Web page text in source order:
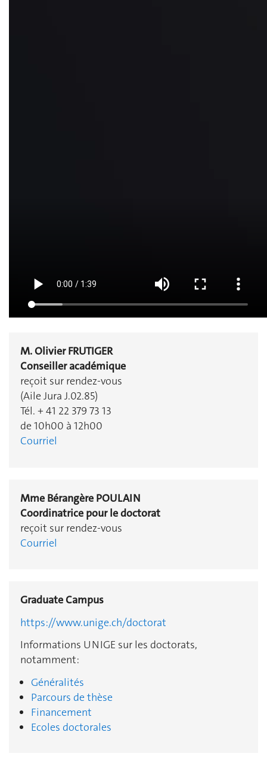
M. Olivier FRUTIGER
Conseiller académique
reçoit sur rendez-vous
(Aile Jura J.02.85)
Tél. + 41 22 379 73 13
de 10h00 à 12h00
Courriel
Mme Bérangère POULAIN
Coordinatrice pour le doctorat
reçoit sur rendez-vous
Courriel
Graduate Campus
https://www.unige.ch/doctorat
Informations UNIGE sur les doctorats,
notamment:
Généralités
Parcours de thèse
Financement
Ecoles doctorales